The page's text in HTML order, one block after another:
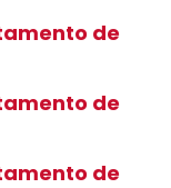
de
de
de